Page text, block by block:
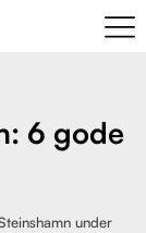
6 gode
under